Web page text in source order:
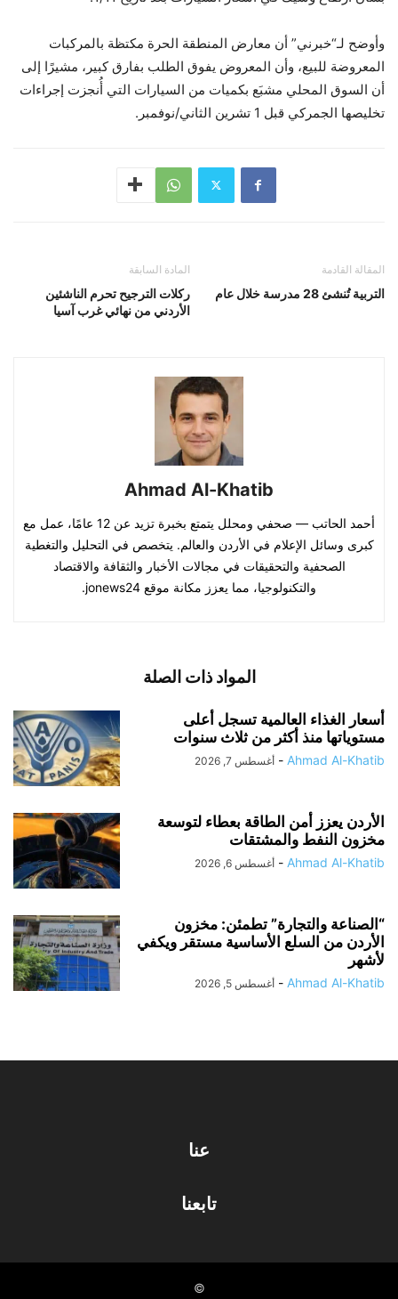
وأوضح لـ“خبرني” أن معارض المنطقة الحرة مكتظة بالمركبات
المعروضة للبيع، وأن المعروض يفوق الطلب بفارق كبير، مشيرًا إلى
أن السوق المحلي مشبَع بكميات من السيارات التي أُنجزت إجراءات
تخليصها الجمركي قبل 1 تشرين الثاني/نوفمبر.
المادة السابقة
ركلات الترجيح تحرم الناشئين
الأردني من نهائي غرب آسيا
المقالة القادمة
التربية تُنشئ 28 مدرسة خلال عام
Ahmad Al-Khatib
أحمد الحاتب — صحفي ومحلل يتمتع بخبرة تزيد عن 12 عامًا، عمل مع
كبرى وسائل الإعلام في الأردن والعالم. يتخصص في التحليل والتغطية
الصحفية والتحقيقات في مجالات الأخبار والثقافة والاقتصاد
والتكنولوجيا، مما يعزز مكانة موقع jonews24.
المواد ذات الصلة
أسعار الغذاء العالمية تسجل أعلى
مستوياتها منذ أكثر من ثلاث سنوات
Ahmad Al-Khatib
- أغسطس 7, 2026
الأردن يعزز أمن الطاقة بعطاء لتوسعة
مخزون النفط والمشتقات
Ahmad Al-Khatib
- أغسطس 6, 2026
“الصناعة والتجارة” تطمئن: مخزون
الأردن من السلع الأساسية مستقر ويكفي
لأشهر
Ahmad Al-Khatib
- أغسطس 5, 2026
عنا
تابعنا
©